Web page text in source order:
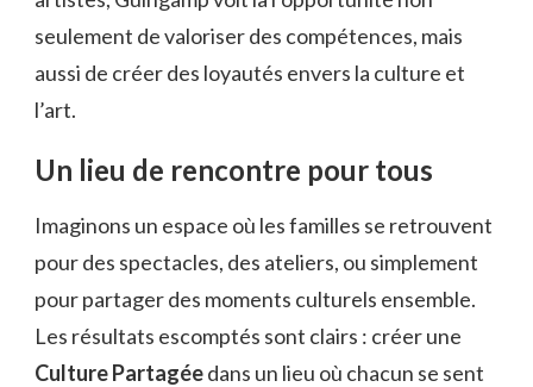
seulement de valoriser des compétences, mais
aussi de créer des loyautés envers la culture et
l’art.
Un lieu de rencontre pour tous
Imaginons un espace où les familles se retrouvent
pour des spectacles, des ateliers, ou simplement
pour partager des moments culturels ensemble.
Les résultats escomptés sont clairs : créer une
Culture Partagéedans un lieu où chacun se sent